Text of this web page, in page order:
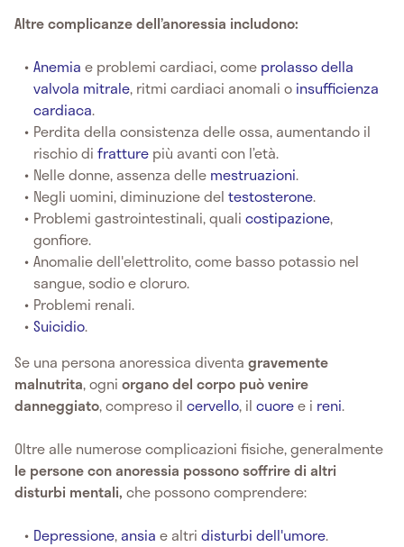
Altre complicanze dell’anoressia includono:
Anemia e problemi cardiaci, come prolasso della
valvola mitrale, ritmi cardiaci anomali o insufficienza
cardiaca.
Perdita della consistenza delle ossa, aumentando il
rischio difratture più avanti con l’età.
Nelle donne, assenza delle mestruazioni.
Negli uomini, diminuzione deltestosterone.
Problemi gastrointestinali, qualicostipazione,
gonfiore.
Anomalie dell'elettrolito, come basso potassio nel
sangue, sodio e cloruro.
Problemi renali.
Suicidio.
Se una persona anoressica diventa gravemente
malnutrita, ogni organo del corpo può venire
danneggiato, compreso il cervello, il cuoree i reni.
Oltre alle numerose complicazioni fisiche, generalmente
le persone con anoressia possono soffrire di altri
disturbi mentali, che possono comprendere:
Depressione,ansia e altridisturbi dell'umore.